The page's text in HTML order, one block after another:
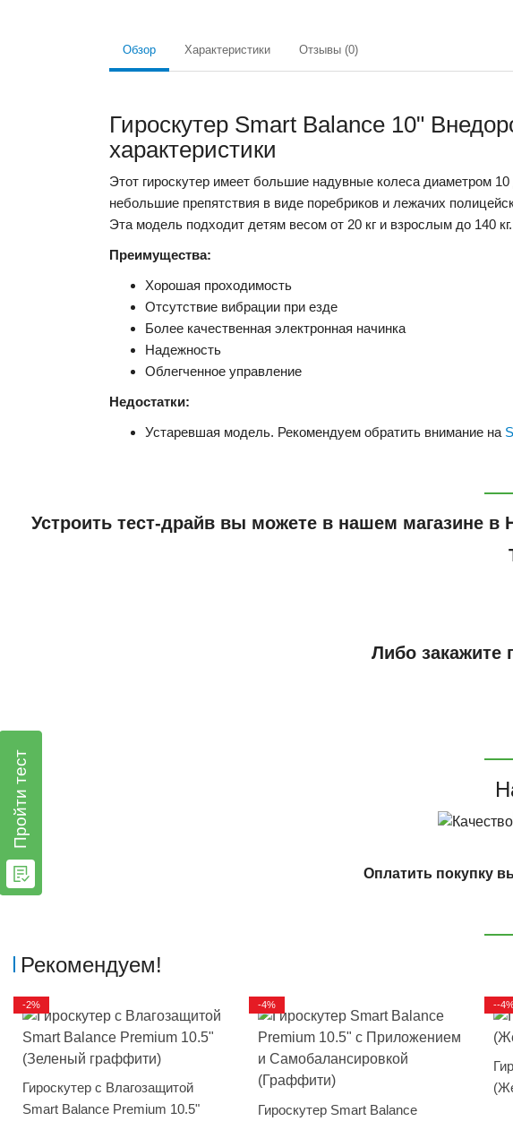
Обзор Характеристики Отзывы (0)
Гироскутер Smart Balance 10"
характеристики
Этот гироскутер имеет большие надувные колеса диаметром
небольшие препятствия в виде поребриков и лежачих
Эта модель подходит детям весом от 20 кг и взрослым до 140 кг.
Преимущества:
Хорошая проходимость
Отсутствие вибрации при езде
Более качественная электронная начинка
Надежность
Облегченное управление
Недостатки:
Устаревшая модель. Рекомендуем обратить внимание на
Устроить тест-драйв вы можете в нашем магазине
Либо закажите
Оплатить покупку
Рекомендуем!
Гироскутер с Влагозащитой
Smart Balance Premium 10.5"
-2%
Гироскутер Smart Balance
-4% --
Пройти тест